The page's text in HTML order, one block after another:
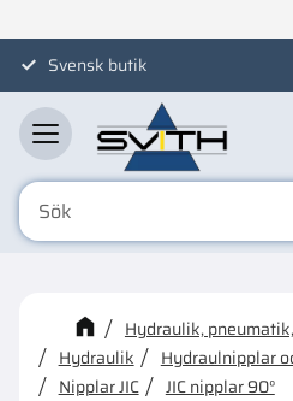
MenySvensk butik
Kanske någon av
produkter kan
Hydraulik,
Hydraulik
Hydraulnipplar
Nipplar JIC
JIC nipplar 90°